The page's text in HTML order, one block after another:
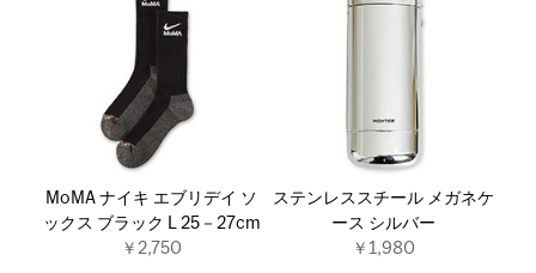
MoMA ナイキ エブリデイ ソ
ックス ブラック L 25－27cm
￥2,750
ステンレススチール メガネケ
ース シルバー
￥1,980